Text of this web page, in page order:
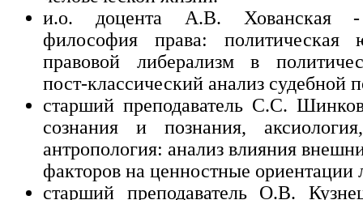
и.о. доцента А.В. Хованская -
философия права: политическая
правовой либерализм в
пост-классический анализ судебной
старший преподаватель С.С.
сознания и познания,
антропология: анализ влияния
факторов на ценностные ориентации
старший преподаватель О.В.